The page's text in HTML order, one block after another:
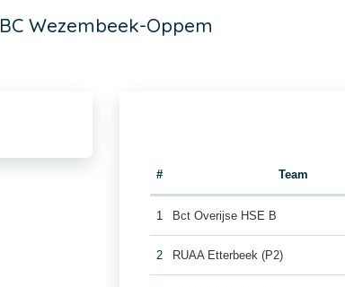
BC Wezembeek-Oppem
# Team
1 Bct Overijse HSE B
2 RUAA Etterbeek (P2)